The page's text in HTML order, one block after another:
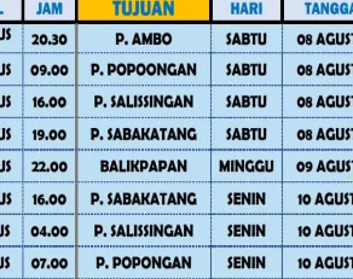
Facebook Twitter Pinterest Mail WhatsApp